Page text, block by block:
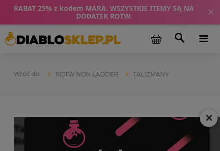
RABAT 25% z kodem MARA. WSZYSTKIE ITEMY SĄ NA
DODATEK ROTW.
×
ROTW NON LADDER TALIZMANY
✕
Talizman 20 Life SC D2R Diablo 2
Resurrected ROTW Non Ladder